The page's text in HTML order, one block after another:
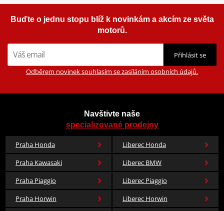
Buďte o jednu stopu blíž k novinkám a akcím ze světa
motorů.
Přihlásit se
Odběrem novinek souhlasím se zasíláním osobních údajů.
Navštivte naše
specializované prodejny
Praha Honda
Liberec Honda
Praha Kawasaki
Liberec BMW
Praha Piaggio
Liberec Piaggio
Praha Horwin
Liberec Horwin